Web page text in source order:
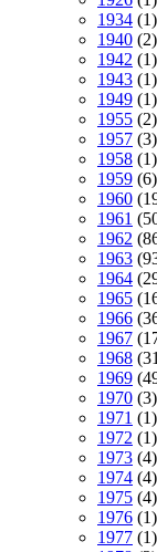
1934 (1)
1940 (2)
1942 (1)
1943 (1)
1949 (1)
1955 (2)
1957 (3)
1958 (1)
1959 (6)
1960
1961
1962
1963
1964
1965
1966
1967
1968
1969
1970 (3)
1971 (1)
1972 (1)
1973 (4)
1974 (4)
1975 (4)
1976 (1)
1977 (1)